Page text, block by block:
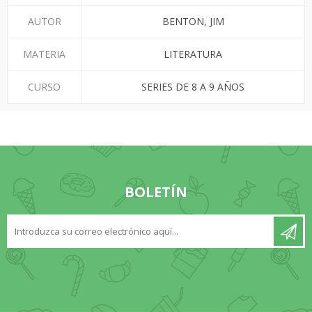
AUTOR BENTON, JIM
MATERIA LITERATURA
CURSO SERIES DE 8 A 9 AÑOS
BOLETÍN